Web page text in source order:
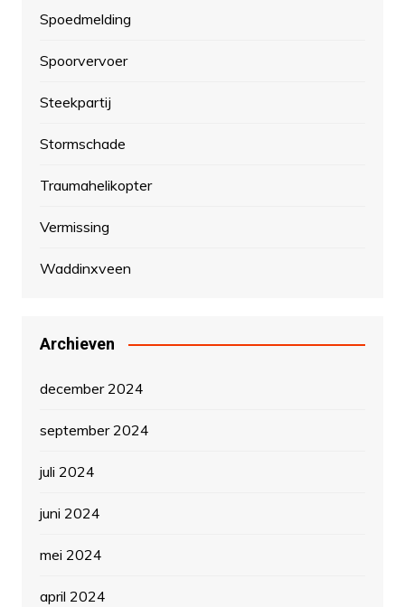
Spoedmelding
Spoorvervoer
Steekpartij
Stormschade
Traumahelikopter
Vermissing
Waddinxveen
Archieven
december 2024
september 2024
juli 2024
juni 2024
mei 2024
april 2024